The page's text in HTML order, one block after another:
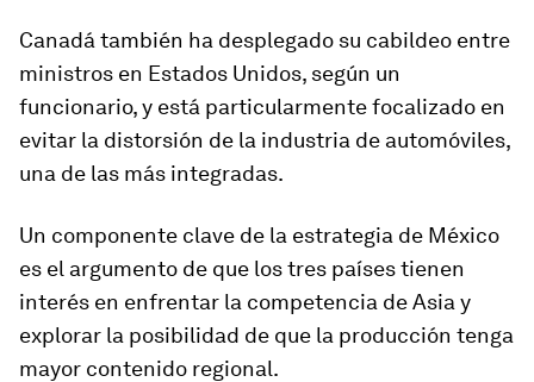
Canadá también ha desplegado su cabildeo entre
ministros en Estados Unidos, según un
funcionario, y está particularmente focalizado en
evitar la distorsión de la industria de automóviles,
una de las más integradas.
Un componente clave de la estrategia de México
es el argumento de que los tres países tienen
interés en enfrentar la competencia de Asia y
explorar la posibilidad de que la producción tenga
mayor contenido regional.